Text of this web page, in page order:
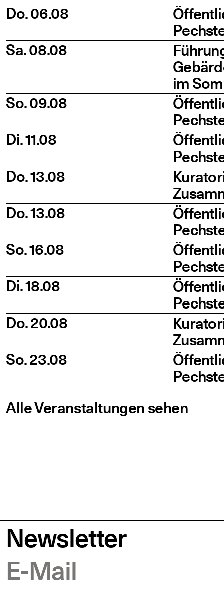
DateTitelTime
Do. 06.08
Sa. 08.08
im
So. 09.08
Di. 11.08
Do. 13.08
Do. 13.08
So. 16.08
Di. 18.08
Do. 20.08
So. 23.08
Alle Veranstaltungen sehen
Newsletter
E-Mail